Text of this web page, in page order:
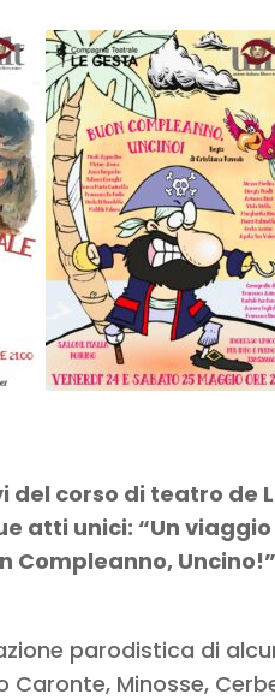
del corso di teatro de
atti unici: “Un
Compleanno,
parodistica di
Minosse,